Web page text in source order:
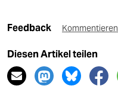
Feedback Kommentieren
Diesen Artikel teilen